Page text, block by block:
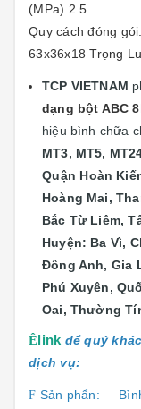
(MPa) 2.5
Quy cách đóng
63x36x18 Trọng
TCP VIETNAM
dạng bột ABC
hiệu bình chữa
MT3, MT5,
Quận Hoàn
Hoàng Mai,
Bắc Từ Liêm,
Huyện: Ba Vì,
Đông Anh, Gia
Phú Xuyên,
Oai, Thường
Êlink để quý
dịch vụ:
F Sản phẩn: